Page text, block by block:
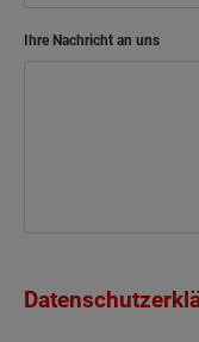
Ihre Nachricht an uns